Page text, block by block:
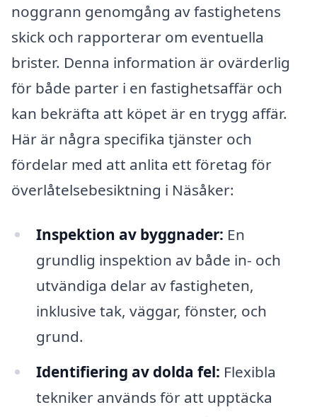
noggrann genomgång av fastighetens
skick och rapporterar om eventuella
brister. Denna information är ovärderlig
för både parter i en fastighetsaffär och
kan bekräfta att köpet är en trygg affär.
Här är några specifika tjänster och
fördelar med att anlita ett företag för
överlåtelsebesiktning i Näsåker:
Inspektion av byggnader: En
grundlig inspektion av både in- och
utvändiga delar av fastigheten,
inklusive tak, väggar, fönster, och
grund.
Identifiering av dolda fel: Flexibla
tekniker används för att upptäcka